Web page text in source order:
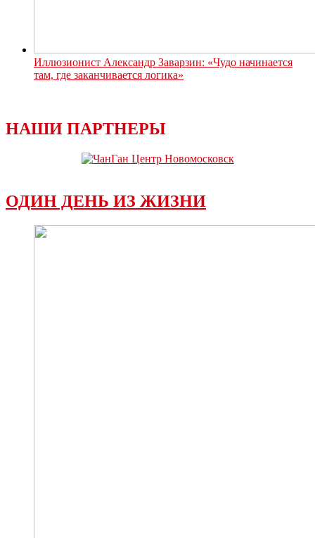
Иллюзионист Александр Заварзин: «Чудо начинается
там, где заканчивается логика»
НАШИ ПАРТНЕРЫ
ОДИН ДЕНЬ ИЗ ЖИЗНИ